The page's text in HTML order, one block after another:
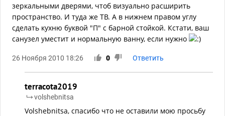
зеркальными дверями, чтоб визуально расширить
пространство. И туда же ТВ. А в нижнем правом углу
сделать кухню буквой "П" с барной стойкой. Кстати, ваш
санузел уместит и нормальную ванну, если нужно
26 Ноября 2010 18:26 0 Ответить
terracota2019
volshebnitsa
Volshebnitsa, спасибо что не оставили мою просьбу